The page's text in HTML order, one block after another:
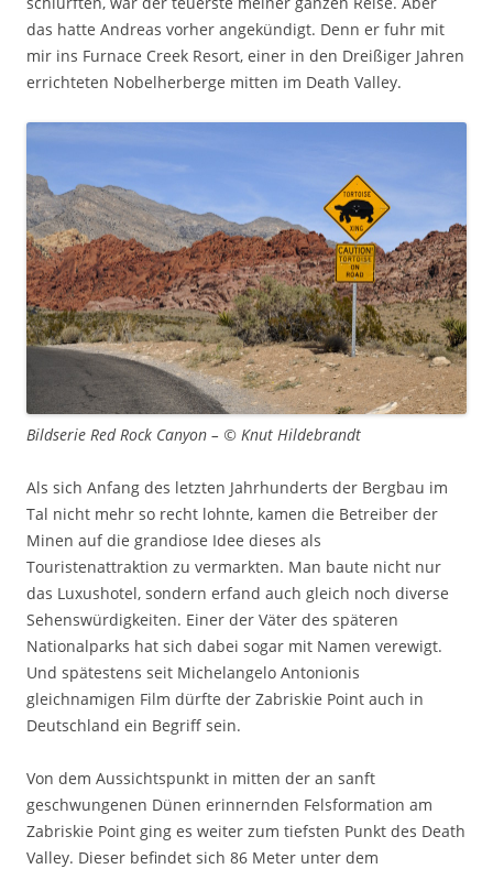
das hatte Andreas vorher angekündigt. Denn er fuhr mit
mir ins Furnace Creek Resort, einer in den Dreißiger Jahren
errichteten Nobelherberge mitten im Death Valley.
Bildserie Red Rock Canyon – © Knut Hildebrandt
Als sich Anfang des letzten Jahrhunderts der Bergbau im
Tal nicht mehr so recht lohnte, kamen die Betreiber der
Minen auf die grandiose Idee dieses als
Touristenattraktion zu vermarkten. Man baute nicht nur
das Luxushotel, sondern erfand auch gleich noch diverse
Sehenswürdigkeiten. Einer der Väter des späteren
Nationalparks hat sich dabei sogar mit Namen verewigt.
Und spätestens seit Michelangelo Antonionis
gleichnamigen Film dürfte der Zabriskie Point auch in
Deutschland ein Begriff sein.
Von dem Aussichtspunkt in mitten der an sanft
geschwungenen Dünen erinnernden Felsformation am
Zabriskie Point ging es weiter zum tiefsten Punkt des Death
Valley. Dieser befindet sich 86 Meter unter dem